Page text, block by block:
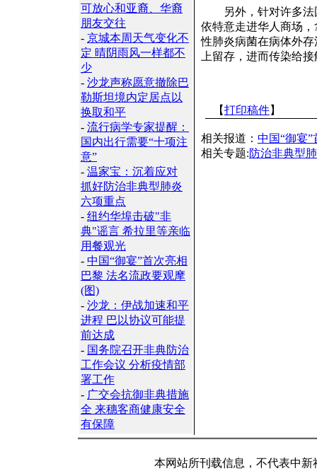
可放心和亚裔、华裔
朋友交往
- 京城本周天气变化不
定 晴阴雨风一样都不
少
- 沙龙声称愿意撤除巴
勒斯坦境内定居点以
换取和平
- 流行病学专家提醒：
国内出行需要“十项注
意”
- 温家宝：沉着应对
抓好防治非典型肺炎
六项重点
- 纽约华埠击破"非
典"谣言 希拉里等亲临
用餐观光
- 中国“御宴”首次亮相
巴黎 法名流政要观摩
(图)
- 沙龙：伊战加速和平
进程 巴以协议可能提
前达成
- 国务院召开非典防治
工作会议 分析疫情部
署工作
- 广交会抗御非典措施
全 来穗客商健康安全
有保障
另外，针对许多法
依特意走进华人商场
性肺炎病菌在病体外
上留存，进而传染给
【打印稿件】
相关报道： 中国“御宴
相关专题:防治非典型
本网站所刊载信息，不代表中